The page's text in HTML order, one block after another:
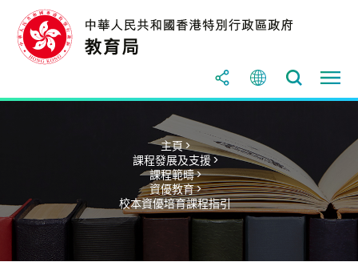
主頁 >
課程發展及支援 >
課程範疇 >
資優教育 >
校本資優培育課程指引